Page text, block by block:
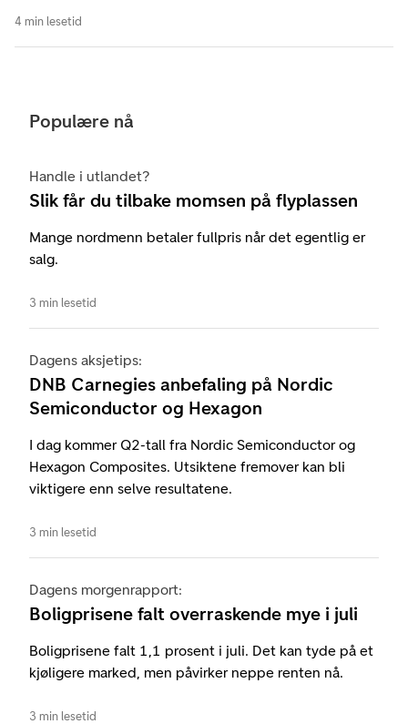
4 min lesetid
Populære nå
Handle i utlandet?
Slik får du tilbake momsen på flyplassen
Mange nordmenn betaler fullpris når det egentlig er
salg.
3 min lesetid
Dagens aksjetips:
DNB Carnegies anbefaling på Nordic
Semiconductor og Hexagon
I dag kommer Q2-tall fra Nordic Semiconductor og
Hexagon Composites. Utsiktene fremover kan bli
viktigere enn selve resultatene.
3 min lesetid
Dagens morgenrapport:
Boligprisene falt overraskende mye i juli
Boligprisene falt 1,1 prosent i juli. Det kan tyde på et
kjøligere marked, men påvirker neppe renten nå.
3 min lesetid